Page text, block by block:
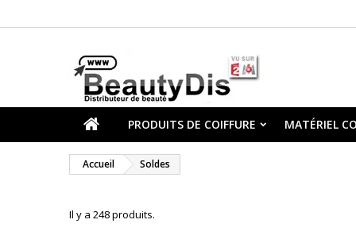
PRODUITS DE COIFFURE MATÉRIEL
Accueil Soldes
Il y a 248 produits.